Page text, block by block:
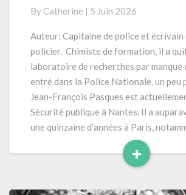
« L’avocat
du
(2025)
304
pages
By Catherine | 5 Juin 2026
Auteur: Capitaine de police et écrivain
policier. Chimiste de formation, il a
laboratoire de recherches par manque
entré dans la Police Nationale, un peu
Jean-François Pasques est
Sécurité publique à Nantes. Il a
une quinzaine d’années à Paris,
+
Read